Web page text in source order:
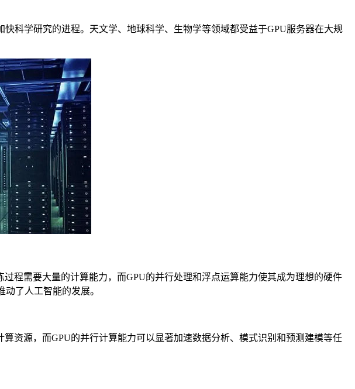
学研究的进程。天文学、地球科学、生物学等领域都受益于GPU服务器在大规
需要大量的计算能力，而GPU的并行处理和浮点运算能力使其成为理想的硬件
了人工智能的发展。
源，而GPU的并行计算能力可以显著加速数据分析、模式识别和预测建模等任